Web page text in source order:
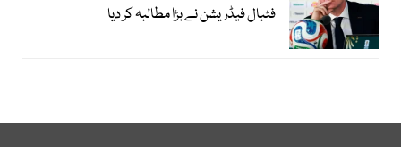
فٹبال فیڈریشن نے بڑا مطالبہ کر دیا